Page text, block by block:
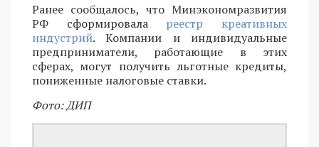
Ранее сообщалось, что Минэкономразвития
РФ сформировала реестр креативных
индустрий. Компании и индивидуальные
предприниматели, работающие в этих
сферах, могут получить льготные кредиты,
пониженные налоговые ставки.
Фото: ДИП